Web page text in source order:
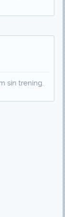
sin trening.